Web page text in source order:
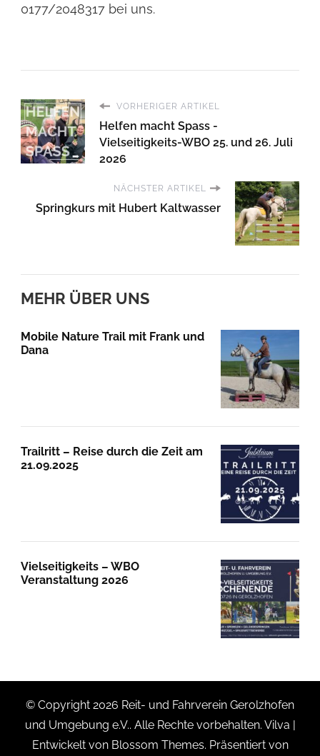
0177/2048317 bei uns.
VORHERIGER ARTIKEL
Helfen macht Spass -
Vielseitigkeits-WBO 25. und 26. Juli
2026
NÄCHSTER ARTIKEL
Springkurs mit Hubert Kaltwasser
MEHR ÜBER UNS
Mobile Nature Trail mit Frank und
Dana
Trailritt – Reise durch die Zeit am
21.09.2025
Vielseitigkeits – WBO
Veranstaltung 2026
© Copyright 2026 Reit- und Fahrverein Gerolzhofen
und Umgebung e.V.. Alle Rechte vorbehalten. Vilva |
Entwickelt von Blossom Themes. Präsentiert von